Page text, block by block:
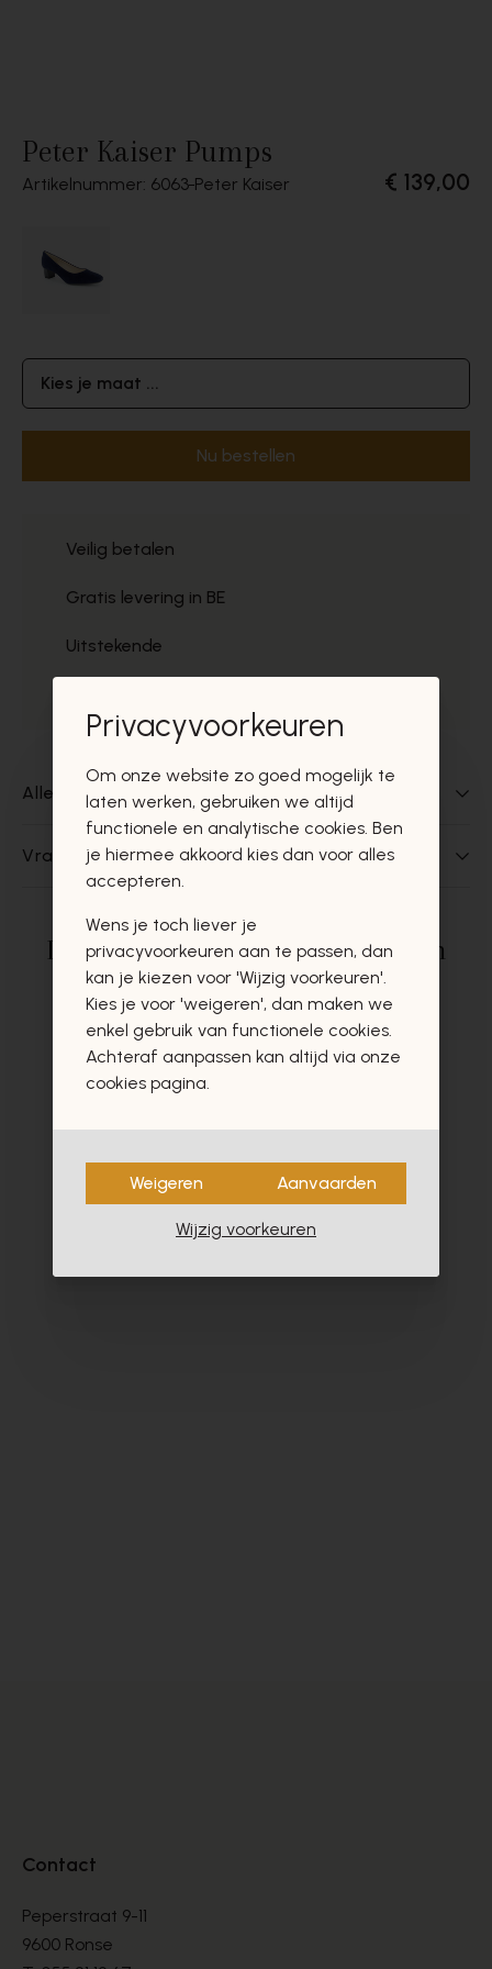
Peter Kaiser Pumps
Artikelnummer: 6063 Peter Kaiser € 139,00
Kies je maat ...
Nu bestellen
Veilig betalen
Gratis levering in BE
Uitstekende
Alles over dit product
Vragen over dit product?
Deze producten zullen u zeker en
vast ook interesseren
- 40%
Contact
Peperstraat 9-11
9600 Ronse
Privacyvoorkeuren
Om onze website zo goed mogelijk te
laten werken, gebruiken we altijd
functionele en analytische cookies. Ben
je hiermee akkoord kies dan voor alles
accepteren.
Wens je toch liever je
privacyvoorkeuren aan te passen, dan
kan je kiezen voor 'Wijzig voorkeuren'.
Kies je voor 'weigeren', dan maken we
enkel gebruik van functionele cookies.
Achteraf aanpassen kan altijd via onze
cookies pagina.
Weigeren Aanvaarden
Wijzig voorkeuren